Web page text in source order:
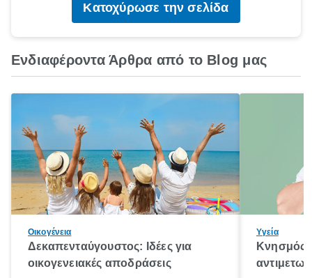
Κατοχύρωσε την σελίδα
Ενδιαφέροντα Άρθρα από το Blog μας
Οικογένεια
Δεκαπενταύγουστος: Ιδέες για
οικογενειακές αποδράσεις
Υγεία
Κνησμός: